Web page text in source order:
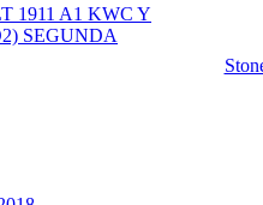
1911 A1 KWC Y
SEGUNDA